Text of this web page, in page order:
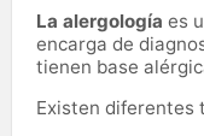
La alergología es
encarga de
tienen base
Existen diferentes